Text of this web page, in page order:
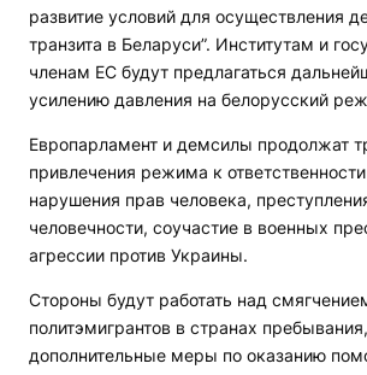
развитие условий для осуществления
транзита в Беларуси”. Институтам и
членам ЕС будут предлагаться
усилению давления на белорусский
Европарламент и демсилы продолжат
привлечения режима к
нарушения прав человека,
человечности, соучастие в военных
агрессии против Украины.
Стороны будут работать над
политэмигрантов в странах
дополнительные меры по оказанию